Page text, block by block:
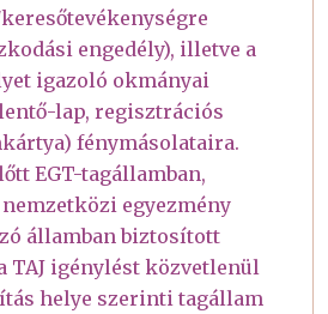
engedély), illetve a
igazoló okmányai
lap, regisztrációs
fénymásolataira.
EGT-tagállamban,
egyezmény
államban biztosított
TAJ igénylést közvetlenül
helye szerinti tagállam